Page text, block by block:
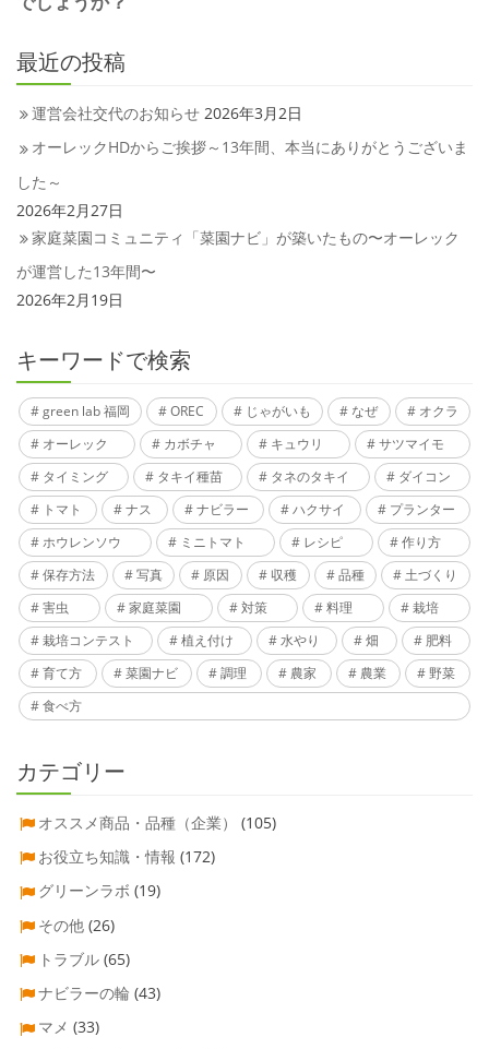
最近の投稿
運営会社交代のお知らせ 2026年3月2日
オーレックHDからご挨拶～13年間、本当にありがとうございま
した～
2026年2月27日
家庭菜園コミュニティ「菜園ナビ」が築いたもの〜オーレック
が運営した13年間〜
2026年2月19日
キーワードで検索
green lab 福岡 OREC じゃがいも なぜ
オクラ
オーレック
カボチャ キュウリ
サツマイモ
タイミング
タキイ種苗 タネのタキイ
ダイコン
トマト
ナス ナビラー ハクサイ
プランター
ホウレンソウ
ミニトマト レシピ
作り方
保存方法
写真 原因 収穫 品種
土づくり
害虫
家庭菜園 対策 料理
栽培
栽培コンテスト
植え付け 水やり 畑
肥料
育て方
菜園ナビ 調理 農家 農業
野菜
食べ方
カテゴリー
オススメ商品・品種（企業）
(105)
お役立ち知識・情報 (172)
グリーンラボ (19)
その他 (26)
トラブル (65)
ナビラーの輪 (43)
マメ (33)